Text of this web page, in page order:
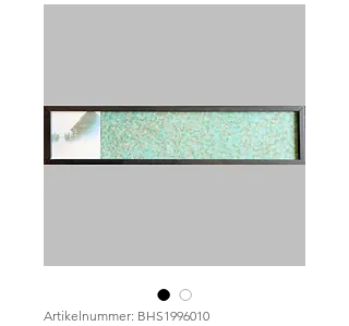
Artikelnummer: BHS1996010